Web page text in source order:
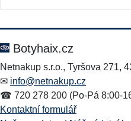
Zpráva*
Zpráva*
Botyhaix.cz
Netnakup s.r.o., Tyršova 271,
✉ info@netnakup.cz
☎ 720 278 200 (Po-Pá 8:00-
Kontaktní formulář